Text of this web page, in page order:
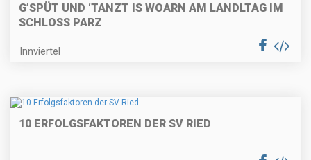
G’SPÜT UND ‘TANZT IS WOARN AM LANDLTAG IM
SCHLOSS PARZ
Innviertel
10 ERFOLGSFAKTOREN DER SV RIED